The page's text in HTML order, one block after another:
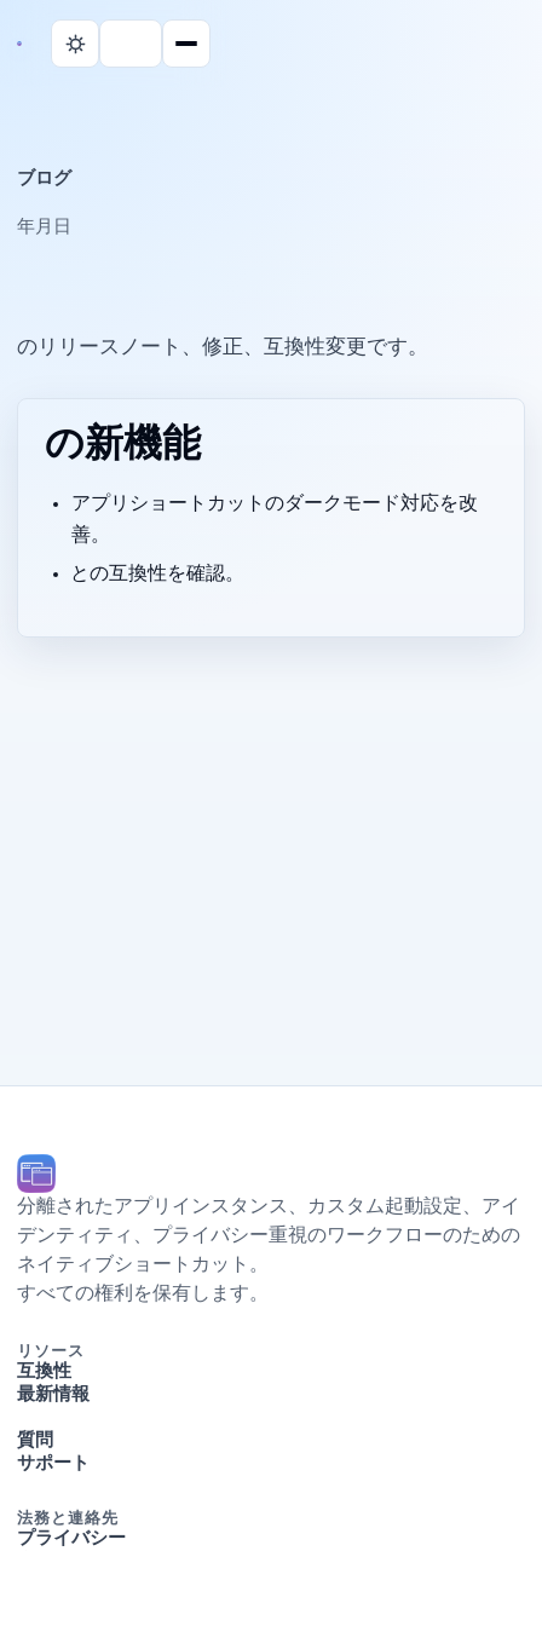
ブログ
2026年6月10日
Parall のリリースノート、修正、互換性変更です。
v2.2.6 の新機能
アプリショートカットのダークモード対応を改
善。
Obsidian, TradingView, Orion Browser, Floorp, Jump Desktop との互換性を確認。
分離されたアプリインスタンス、カスタム起動設定、Dock アイ
デンティティ、プライバシー重視のワークフローのための
ネイティブ macOS ショートカット。
© 2026 Ihor July. すべての権利を保有します。
リソース
互換性
最新情報
質問
サポート
法務と連絡先
プライバシー